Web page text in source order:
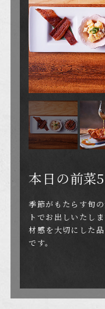
本日の前菜
季節がもたらす旬
トでお出しいたし
材感を大切にした
です。
オマール海
心地良い食感と豊
りグリルしてご提
深い味わいをお楽
神戸ビーフ
幻の所沢牛
2種食べ比べ
脂の旨味が堪らな
鰻と日本一
「寿」のだ
川越名物の鰻をソ
りいたします。最
深さをご満喫くださ